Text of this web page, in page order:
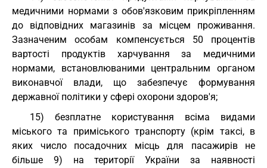
медичними нормами з обов'язковим прикріпленням
до відповідних магазинів за місцем проживання.
Зазначеним особам компенсується 50 процентів
вартості продуктів харчування за медичними
нормами, встановлюваними центральним органом
виконавчої влади, що забезпечує формування
державної політики у сфері охорони здоров'я;
15) безплатне користування всіма видами
міського та приміського транспорту (крім таксі, в
яких число посадочних місць для пасажирів не
більше 9) на території України за наявності